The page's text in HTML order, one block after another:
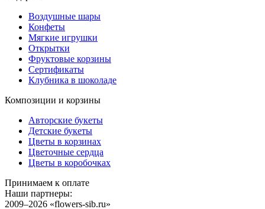
Воздушные шары
Конфеты
Мягкие игрушки
Открытки
Фруктовые корзины
Сертификаты
Клубника в шоколаде
Композиции и корзины
Авторские букеты
Детские букеты
Цветы в корзинах
Цветочные сердца
Цветы в коробочках
Принимаем к оплате
Наши партнеры:
2009–2026 «flowers-sib.ru»